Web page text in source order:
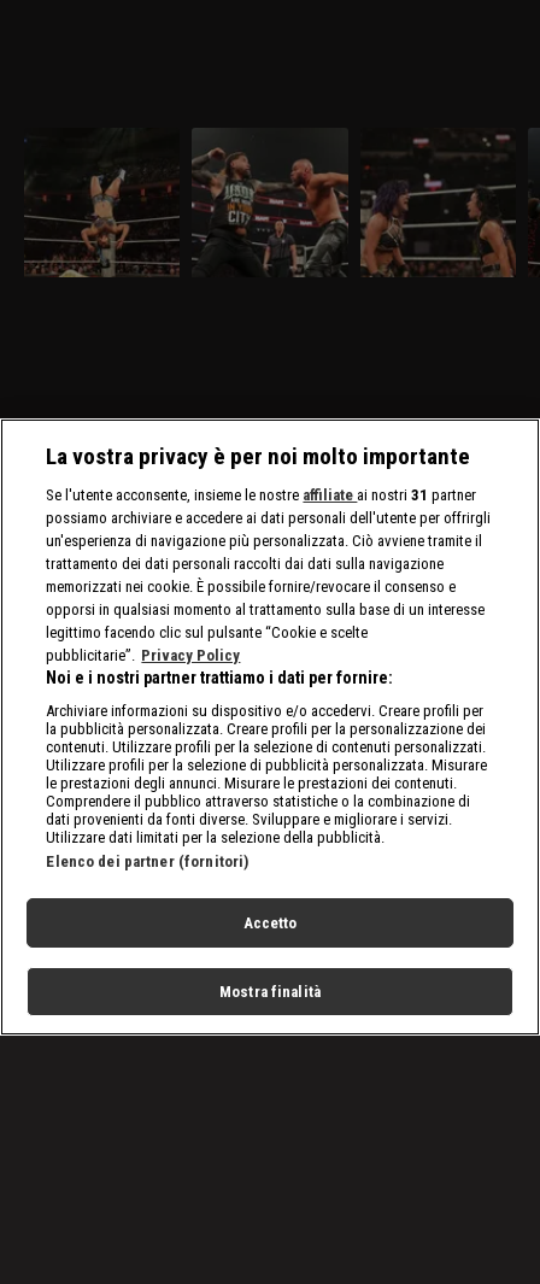
WWE Raw 30 marzo
2026: nel mitico
Madison Square
Garden
Nella puntata di Raw del
30 marzo, visibile su
discovery+, al Madison
Square Garden ci sono in
palio i titoli tag team
WWE Raw 23 marzo
2026: i visionari sfidano
gli Usos
Nella puntata di Raw del
23 marzo, visibile su
discovery+, gli Usos
affrontano Logan Paul e
Austin Theory. Sarà
WWE Raw 16 marzo
2026: prima difesa per
AJ Lee
Nella puntata di Raw del
16 marzo, visibile su
discovery+, AJ Lee mette
in palio il Titolo
Intercontinentale contro
La vostra privacy è per noi molto importante
Se l'utente acconsente, insieme le nostre affiliate ai nostri31 partner
possiamo archiviare e accedere ai dati personali dell'utente per offrirgli
un'esperienza di navigazione più personalizzata. Ciò avviene tramite il
trattamento dei dati personali raccolti dai dati sulla navigazione
memorizzati nei cookie. È possibile fornire/revocare il consenso e
opporsi in qualsiasi momento al trattamento sulla base di un interesse
legittimo facendo clic sul pulsante “Cookie e scelte
pubblicitarie”. Privacy Policy
Noi e i nostri partner trattiamo i dati per fornire:
Archiviare informazioni su dispositivo e/o accedervi. Creare profili per
la pubblicità personalizzata. Creare profili per la personalizzazione dei
contenuti. Utilizzare profili per la selezione di contenuti personalizzati.
Utilizzare profili per la selezione di pubblicità personalizzata. Misurare
le prestazioni degli annunci. Misurare le prestazioni dei contenuti.
Comprendere il pubblico attraverso statistiche o la combinazione di
dati provenienti da fonti diverse. Sviluppare e migliorare i servizi.
Utilizzare dati limitati per la selezione della pubblicità.
Elenco dei partner (fornitori)
Accetto
Mostra finalità